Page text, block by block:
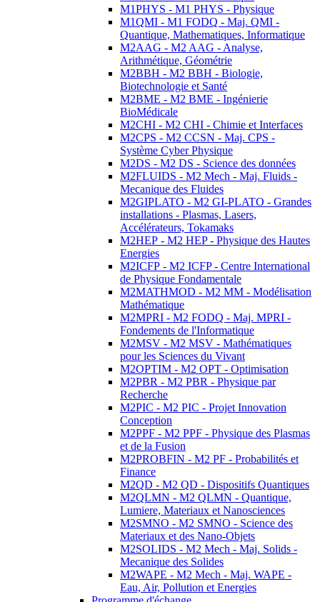
M1PHYS - M1 PHYS - Physique
M1QMI - M1 FODQ - Maj. QMI -
Quantique, Mathematiques, Informatique
M2AAG - M2 AAG - Analyse,
Arithmétique, Géométrie
M2BBH - M2 BBH - Biologie,
Biotechnologie et Santé
M2BME - M2 BME - Ingénierie
BioMédicale
M2CHI - M2 CHI - Chimie et Interfaces
M2CPS - M2 CCSN - Maj. CPS -
Système Cyber Physique
M2DS - M2 DS - Science des données
M2FLUIDS - M2 Mech - Maj. Fluids -
Mecanique des Fluides
M2GIPLATO - M2 GI-PLATO - Grandes
installations - Plasmas, Lasers,
Accélérateurs, Tokamaks
M2HEP - M2 HEP - Physique des Hautes
Energies
M2ICFP - M2 ICFP - Centre International
de Physique Fondamentale
M2MATHMOD - M2 MM - Modélisation
Mathématique
M2MPRI - M2 FODQ - Maj. MPRI -
Fondements de l'Informatique
M2MSV - M2 MSV - Mathématiques
pour les Sciences du Vivant
M2OPTIM - M2 OPT - Optimisation
M2PBR - M2 PBR - Physique par
Recherche
M2PIC - M2 PIC - Projet Innovation
Conception
M2PPF - M2 PPF - Physique des Plasmas
et de la Fusion
M2PROBFIN - M2 PF - Probabilités et
Finance
M2QD - M2 QD - Dispositifs Quantiques
M2QLMN - M2 QLMN - Quantique,
Lumiere, Materiaux et Nanosciences
M2SMNO - M2 SMNO - Science des
Materiaux et des Nano-Objets
M2SOLIDS - M2 Mech - Maj. Solids -
Mecanique des Solides
M2WAPE - M2 Mech - Maj. WAPE -
Eau, Air, Pollution et Energies